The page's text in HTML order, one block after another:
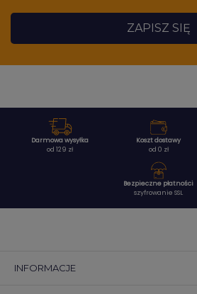
ZAPISZ SIĘ
Darmowa wysyłka
od 129 zł
Koszt dostawy
od 0 zł
Bezpieczne płatności
szyfrowanie SSL
INFORMACJE